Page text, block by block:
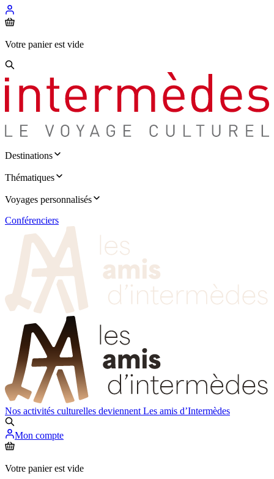
Votre panier est vide
Destinations
Thématiques
Voyages personnalisés
Conférenciers
Nos activités culturelles deviennent Les amis d’Intermèdes
Mon compte
Votre panier est vide